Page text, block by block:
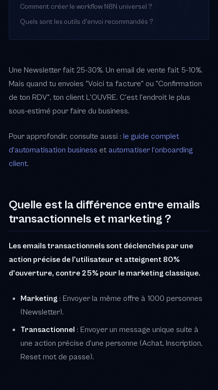
Comment créer le workflow N8N universel ?
Quels sont les outils d'envoi recommandés ?
Une Newsletter fait 25-30%. Un email de vente fait 5-10%.
Mais quand tu envoies "Voici ta facture" ou "Confirmation
de ton RDV", ton client L'OUVRE. C'est l'endroit le plus
sous-estimé pour faire du business.
Pour approfondir, consulte aussi : le guide complet
d'automatisation business et automatiser l'onboarding
client.
Quelle est la différence entre emails
transactionnels et marketing ?
Les emails transactionnels sont déclenchés par une
action précise de l'utilisateur et atteignent 80%
d'ouverture, contre 25% pour le marketing classique.
Marketing : Envoyer la même offre à 1000 personnes
(Newsletter).
Transactionnel : Envoyer un message unique suite à
une action précise d'une personne (Achat, Inscription,
Reset mot de passe).